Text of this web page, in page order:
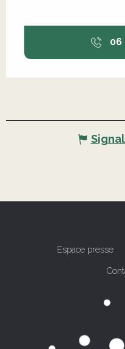
06
Espace presse